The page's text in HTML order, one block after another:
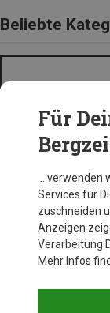
Beliebte
Für
… verwenden
Services für
zuschneiden
Anzeigen
Verarbeitung
Mehr Infos